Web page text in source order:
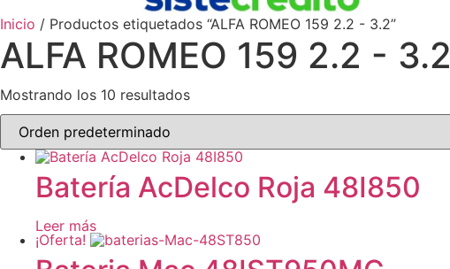
Inicio / Productos etiquetados “ALFA ROMEO 159 2.2 - 3.2”
ALFA ROMEO 159 2.2 - 3.2
Mostrando los 10 resultados
Batería AcDelco Roja 48I850
Leer más
¡Oferta!